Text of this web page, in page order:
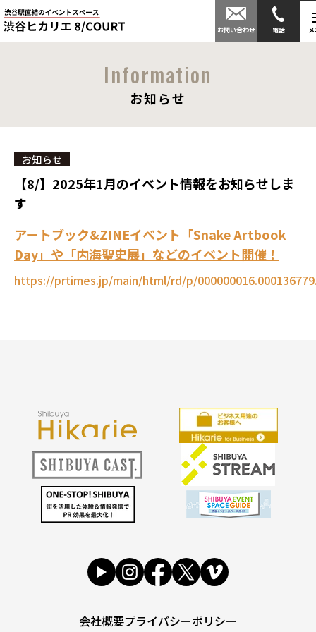
お問い合わせ
Information
お知らせ
お知らせ
【8/】2025年1月のイベント情報をお知らせしま
す
アートブック&ZINEイベント「Snake Artbook
Day」や「内海聖史展」などのイベント開催！
https://prtimes.jp/main/html/rd/p/
会社概要プライバシーポリシー